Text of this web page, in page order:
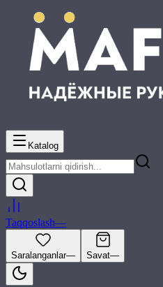
Katalog
Taqqoslash—
Saralanganlar— Savat—